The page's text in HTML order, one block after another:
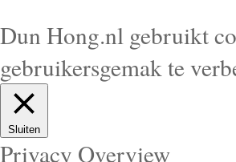
Dun Hong.nl gebruikt
gebruikersgemak te
Sluiten
Privacy Overview